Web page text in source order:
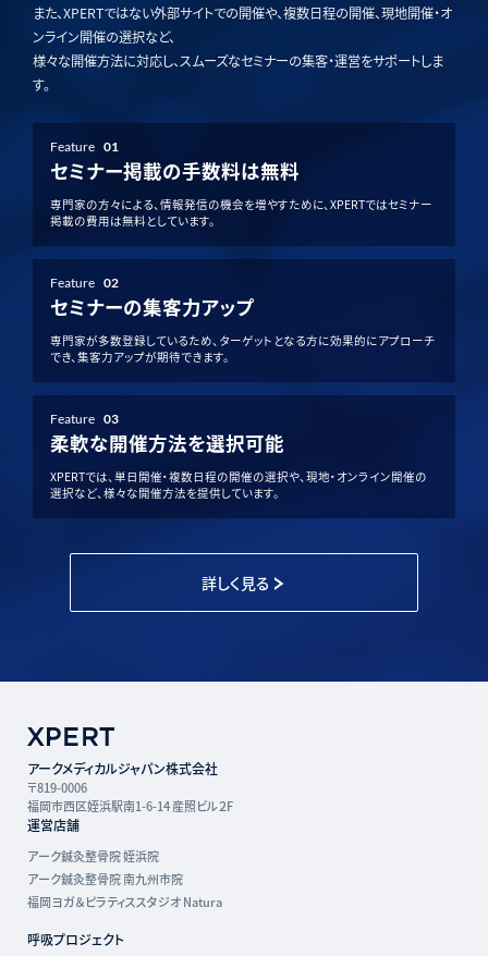
また、XPERTではない外部サイトでの開催や、複数日程の開催、現地開催・オ
ンライン開催の選択など、
様々な開催方法に対応し、スムーズなセミナーの集客・運営をサポートしま
す。
Feature 01
セミナー掲載の手数料は無料
専門家の方々による、情報発信の機会を増やすために、XPERTではセミナー
掲載の費用は無料としています。
Feature 02
セミナーの集客力アップ
専門家が多数登録しているため、ターゲットとなる方に効果的にアプローチ
でき、集客力アップが期待できます。
Feature 03
柔軟な開催方法を選択可能
XPERTでは、単日開催・複数日程の開催の選択や、現地・オンライン開催の
選択など、様々な開催方法を提供しています。
詳しく見る
アークメディカルジャパン株式会社
〒819-0006
福岡市西区姪浜駅南1-6-14 産照ビル２F
運営店舗
アーク鍼灸整骨院 姪浜院
アーク鍼灸整骨院 南九州市院
福岡ヨガ＆ピラティススタジオ Natura
呼吸プロジェクト